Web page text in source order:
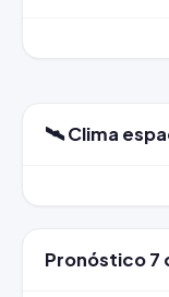
🛰️ Clima
Pronóstico 7